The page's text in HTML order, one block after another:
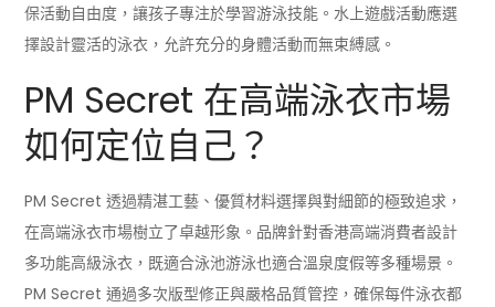
保活動自由度，讓孩子專注於學習游泳技能。水上遊戲活動應選
擇設計靈活的泳衣，允許充分的身體活動而無束縛感。
PM Secret 在高端泳衣市場
如何定位自己？
PM Secret 透過精湛工藝、優質材料選擇與對細節的極致追求，
在高端泳衣市場樹立了卓越形象。品牌針對香港高端消費者設計
多功能高級泳衣，既適合泳池游泳也適合溫泉度假等多種場景。
PM Secret 通過多次版型修正與嚴格品質管控，確保每件泳衣都